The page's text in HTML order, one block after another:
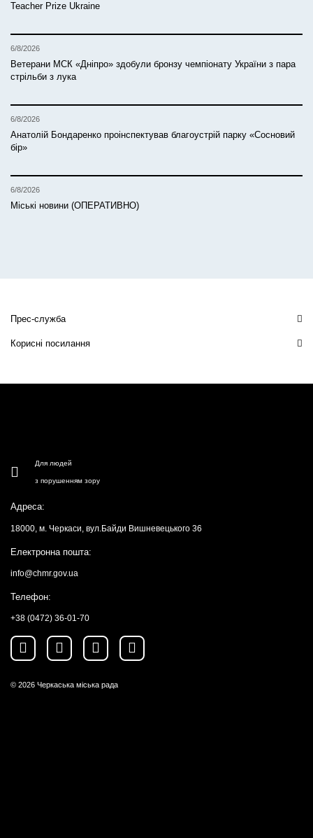
Teacher Prize Ukraine
6/8/2026
Ветерани МСК «Дніпро» здобули бронзу чемпіонату України з пара
стрільби з лука
6/8/2026
Анатолій Бондаренко проінспектував благоустрій парку «Сосновий
бір»
6/8/2026
Міські новини (ОПЕРАТИВНО)
Прес-служба
Корисні посилання
Для людей
з порушенням зору
Адреса:
18000, м. Черкаси, вул.Байди Вишневецького 36
Електронна пошта:
info@chmr.gov.ua
Телефон:
+38 (0472) 36-01-70
© 2026 Черкаська міська рада